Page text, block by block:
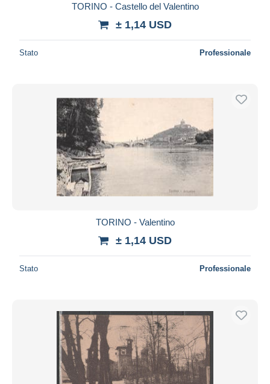
TORINO - Castello del Valentino
± 1,14 USD
Stato Professionale
TORINO - Valentino
± 1,14 USD
Stato Professionale